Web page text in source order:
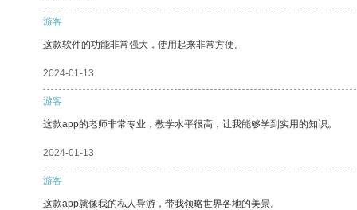
游客
这款软件的功能非常强大，使用起来非常方便。
2024-01-13
游客
这款app的老师非常专业，教学水平很高，让我能够学到实用的知识。
2024-01-13
游客
这款app就像我的私人导游，带我领略世界各地的美景。